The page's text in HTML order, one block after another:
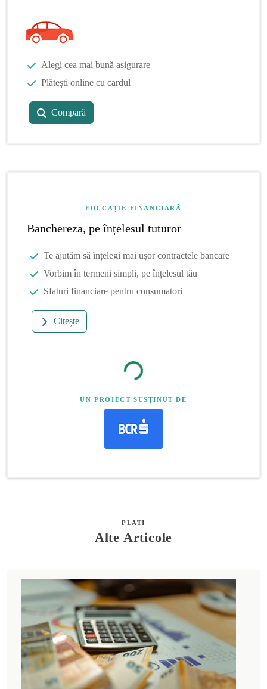
Alegi cea mai bună asigurare
Plătești online cu cardul
Compară
EDUCAȚIE FINANCIARĂ
Banchereza, pe înțelesul tuturor
Te ajutăm să înțelegi mai ușor contractele bancare
Vorbim în termeni simpli, pe înțelesul tău
Sfaturi financiare pentru consumatori
Citește
UN PROIECT SUSȚINUT DE
PLATI
Alte Articole